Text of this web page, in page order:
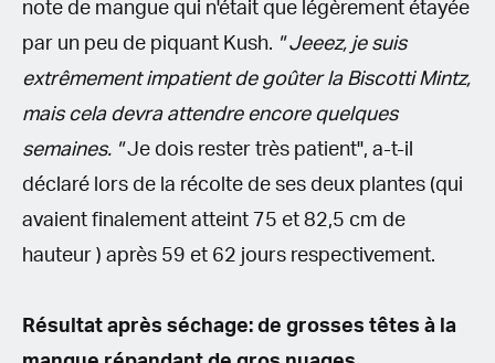
note de mangue qui n'était que légèrement étayée
par un peu de piquant Kush. " Jeeez, je suis
extrêmement impatient de goûter la Biscotti Mintz,
mais cela devra attendre encore quelques
semaines. "Je dois rester très patient", a-t-il
déclaré lors de la récolte de ses deux plantes (qui
avaient finalement atteint 75 et 82,5 cm de
hauteur ) après 59 et 62 jours respectivement.
Résultat après séchage: de grosses têtes à la